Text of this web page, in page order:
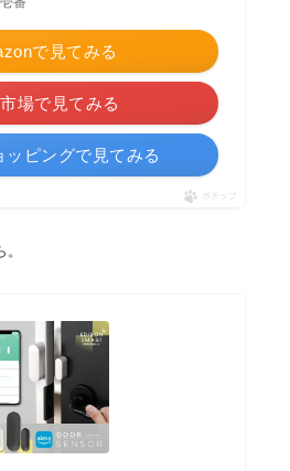
で見てみる
場で見てみる
ッピングで見てみる
ポチップ